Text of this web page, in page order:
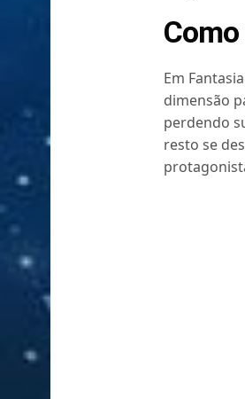
Em
dimensão
perdendo
resto se